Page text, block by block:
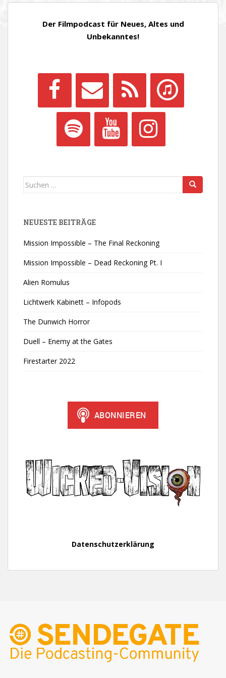
Der Filmpodcast für Neues, Altes und
Unbekanntes!
Suchen
NEUESTE BEITRÄGE
Mission Impossible – The Final Reckoning
Mission Impossible – Dead Reckoning Pt. I
Alien Romulus
Lichtwerk Kabinett – Infopods
The Dunwich Horror
Duell – Enemy at the Gates
Firestarter 2022
Datenschutzerklärung